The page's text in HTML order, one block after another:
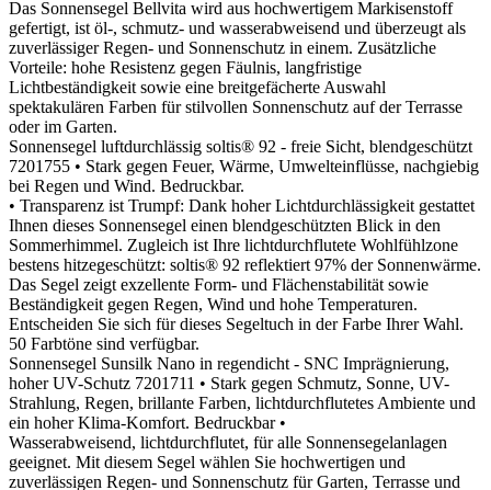
Das Sonnensegel Bellvita wird aus hochwertigem Markisenstoff
gefertigt, ist öl-, schmutz- und wasserabweisend und überzeugt als
zuverlässiger Regen- und Sonnenschutz in einem. Zusätzliche
Vorteile: hohe Resistenz gegen Fäulnis, langfristige
Lichtbeständigkeit sowie eine breitgefächerte Auswahl
spektakulären Farben für stilvollen Sonnenschutz auf der Terrasse
oder im Garten.
Sonnensegel luftdurchlässig soltis® 92 - freie Sicht, blendgeschützt
7201755 • Stark gegen Feuer, Wärme, Umwelteinflüsse, nachgiebig
bei Regen und Wind. Bedruckbar.
• Transparenz ist Trumpf: Dank hoher Lichtdurchlässigkeit gestattet
Ihnen dieses Sonnensegel einen blendgeschützten Blick in den
Sommerhimmel. Zugleich ist Ihre lichtdurchflutete Wohlfühlzone
bestens hitzegeschützt: soltis® 92 reflektiert 97% der Sonnenwärme.
Das Segel zeigt exzellente Form- und Flächenstabilität sowie
Beständigkeit gegen Regen, Wind und hohe Temperaturen.
Entscheiden Sie sich für dieses Segeltuch in der Farbe Ihrer Wahl.
50 Farbtöne sind verfügbar.
Sonnensegel Sunsilk Nano in regendicht - SNC Imprägnierung,
hoher UV-Schutz 7201711 • Stark gegen Schmutz, Sonne, UV-
Strahlung, Regen, brillante Farben, lichtdurchflutetes Ambiente und
ein hoher Klima-Komfort. Bedruckbar •
Wasserabweisend, lichtdurchflutet, für alle Sonnensegelanlagen
geeignet. Mit diesem Segel wählen Sie hochwertigen und
zuverlässigen Regen- und Sonnenschutz für Garten, Terrasse und